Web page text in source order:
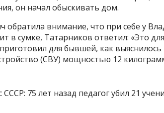
он начал обыскивать дом.
обратила внимание, что при себе у
в сумке, Татарников ответил: «Это
для бывшей, как выяснилось
(СВУ) мощностью 12